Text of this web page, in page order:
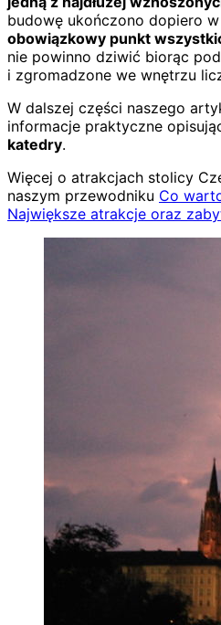
budowę ukończono dopiero w
obowiązkowy punkt
nie powinno dziwić biorąc
i zgromadzone we wnętrzu
W dalszej części naszego
informacje praktyczne
katedry.
Więcej o atrakcjach stolicy
naszym przewodniku Co
Największe atrakcje oraz